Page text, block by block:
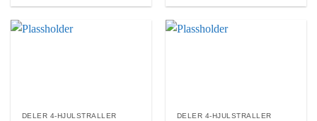
DELER 4-HJULSTRALLER DELER 4-HJULSTRALLER